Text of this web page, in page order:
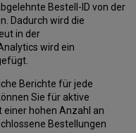
Bestell-ID von der
Dadurch wird die
in der
wird ein
Berichte für jede
Sie für aktive
einer hohen Anzahl an
Bestellungen